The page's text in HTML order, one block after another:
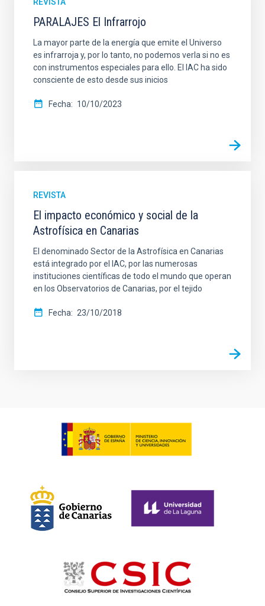
PARALAJES El Infrarrojo
La mayor parte de la energía que emite el Universo
es infrarroja y, por lo tanto, no podemos verla si no es
con instrumentos especiales para ello. El IAC ha sido
consciente de esto desde sus inicios
Fecha 10/10/2023
REVISTA
El impacto económico y social de la
Astrofísica en Canarias
El denominado Sector de la Astrofísica en Canarias
está integrado por el IAC, por las numerosas
instituciones científicas de todo el mundo que operan
en los Observatorios de Canarias, por el tejido
Fecha 23/10/2018